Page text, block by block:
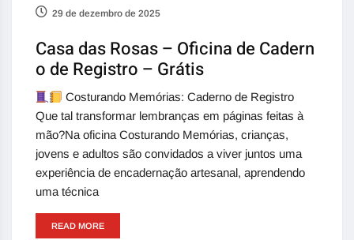
29 de dezembro de 2025
Casa das Rosas – Oficina de Cadern
o de Registro – Grátis
Costurando Memórias: Caderno de Registro
Que tal transformar lembranças em páginas feitas à
mão?Na oficina Costurando Memórias, crianças,
jovens e adultos são convidados a viver juntos uma
experiência de encadernação artesanal, aprendendo
uma técnica
READ MORE